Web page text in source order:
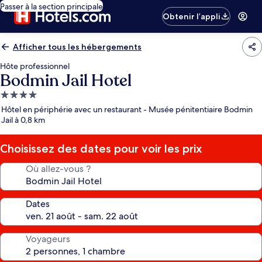
Passer à la section principale
Obtenir l’appli
Afficher tous les hébergements
Hôte professionnel
Bodmin Jail Hotel
Hébergement
4.0 étoiles
Hôtel en périphérie avec un restaurant - Musée pénitentiaire Bodmin
Jail à 0,8 km
Choisissez des dates pour voir les prix
Où allez-vous ?
Dates
Voyageurs